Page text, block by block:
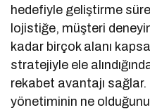
hedefiyle geliştirme
lojistiğe, müşteri
kadar birçok alanı
stratejiyle ele
rekabet avantajı
yönetiminin ne